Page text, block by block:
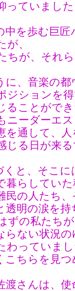
っていまし
中を歩む巨
が、
ちが、それ
に、音楽の
ジションを
ることがで
ニーダーエ
を通して、
じる日が来
くと、そこ
暮らしてい
民の人たち
透明の涙を
ずの私たち
らない状況
わっていま
こちらを見
渡さんは、